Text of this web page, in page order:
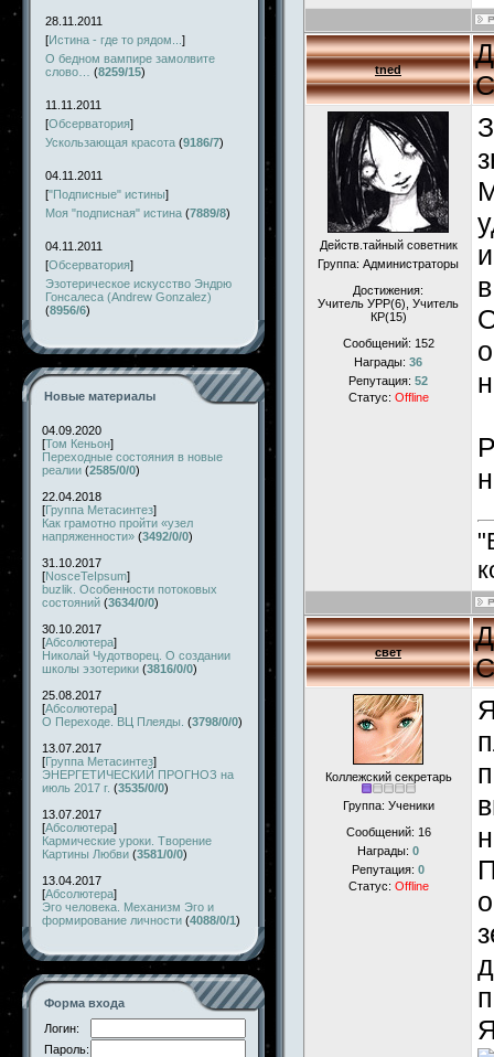
28.11.2011
[Истина - где то рядом... ]
О бедном вампире замолвите
слово…
(8259/15)
11.11.2011
[Обсерватория]
Ускользающая красота (9186/7)
04.11.2011
["Подписные" истины]
Моя "подписная" истина (7889/8)
04.11.2011
[Обсерватория]
Эзотерическое искусство Эндрю
Гонсалеса (Andrew Gonzalez)
(8956/6)
Новые материалы
04.09.2020
[Том Кеньон]
Переходные состояния в новые
реалии (2585/0/0)
22.04.2018
[Группа Метасинтез]
Как грамотно пройти «узел
напряженности» (3492/0/0)
31.10.2017
[NosceTeIpsum]
buzlik. Особенности потоковых
состояний (3634/0/0)
30.10.2017
[Абсолютера]
Николай Чудотворец. О создании
школы эзотерики (3816/0/0)
25.08.2017
[Абсолютера]
О Переходе. ВЦ Плеяды. (3798/0/0)
13.07.2017
[Группа Метасинтез]
ЭНЕРГЕТИЧЕСКИЙ ПРОГНОЗ на
июль 2017 г. (3535/0/0)
13.07.2017
[Абсолютера]
Кармические уроки. Творение
Картины Любви (3581/0/0)
13.04.2017
[Абсолютера]
Эго человека. Механизм Эго и
формирование личности (4088/0/1)
Форма входа
Логин:
Пароль:
tned
Действ.тайный советник
Группа: Администраторы
Достижения:
Учитель УРР(6), Учитель
КР(15)
Сообщений: 152
Награды: 36
Репутация: 52
Статус: Offline
свет
Коллежский секретарь
Группа: Ученики
Сообщений: 16
Награды: 0
Репутация: 0
Статус: Offline